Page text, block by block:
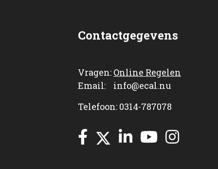
Contactgegevens
Vragen: Online Regelen
Email: info@ecal.nu
Telefoon: 0314-787078